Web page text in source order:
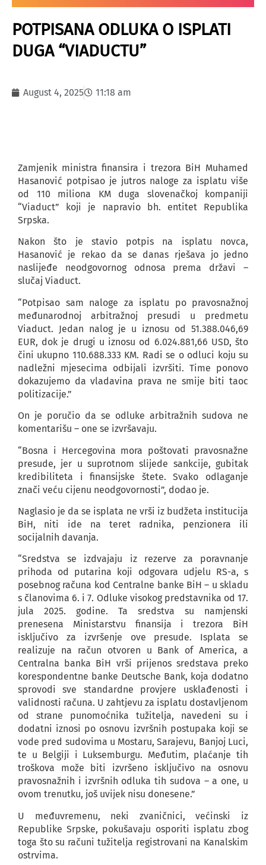
POTPISANA ODLUKA O ISPLATI
DUGA “VIADUCTU”
August 4, 2025 11:18 am
Zamjenik ministra finansira i trezora BiH Muhamed
Hasanović potpisao je jutros naloge za isplatu više
od 110 miliona KM duga slovenačkoj kompaniji
“Viaduct” koji je napravio bh. entitet Republika
Srpska.
Nakon što je stavio potpis na isplatu novca,
Hasanović je rekao da se danas rješava jo jedno
naslijeđe neodgovornog odnosa prema državi –
slučaj Viaduct.
“Potpisao sam naloge za isplatu po pravosnažnoj
međunarodnoj arbitražnoj presudi u predmetu
Viaduct. Jedan nalog je u iznosu od 51.388.046,69
EUR, dok je drugi u iznosu od 6.024.881,66 USD, što
čini ukupno 110.688.333 KM. Radi se o odluci koju su
nadležni mjesecima odbijali izvršiti. Time ponovo
dokazujemo da vladavina prava ne smije biti taoc
politizacije.”
On je poručio da se odluke arbitražnih sudova ne
komentarišu – one se izvršavaju.
“Bosna i Hercegovina mora poštovati pravosnažne
presude, jer u suprotnom slijede sankcije, gubitak
kredibiliteta i finansijske štete. Svako odlaganje
znači veću cijenu neodgovornosti”, dodao je.
Naglasio je da se isplata ne vrši iz budžeta institucija
BiH, niti ide na teret radnika, penzionera ili
socijalnih davanja.
“Sredstva se izdvajaju iz rezerve za poravnanje
prihoda od putarina koji odgovara udjelu RS-a, s
posebnog računa kod Centralne banke BiH – u skladu
s članovima 6. i 7. Odluke visokog predstavnika od 17.
jula 2025. godine. Ta sredstva su namjenski
prenesena Ministarstvu finansija i trezora BiH
isključivo za izvršenje ove presude. Isplata se
realizuje na račun otvoren u Bank of America, a
Centralna banka BiH vrši prijenos sredstava preko
korespondentne banke Deutsche Bank, koja dodatno
sprovodi sve standardne provjere usklađenosti i
validnosti računa. U zahtjevu za isplatu dostavljenom
od strane punomoćnika tužitelja, navedeni su i
dodatni iznosi po osnovu izvršnih postupaka koji se
vode pred sudovima u Mostaru, Sarajevu, Banjoj Luci,
te u Belgiji i Luksemburgu. Međutim, plaćanje tih
troškova može biti izvršeno isključivo na osnovu
pravosnažnih i izvršnih odluka tih sudova – a one, u
ovom trenutku, još uvijek nisu donesene.”
U međuvremenu, neki zvaničnici, većinski iz
Republike Srpske, pokušavaju osporiti isplatu zbog
toga što su računi tužitelja registrovani na Kanalskim
ostrvima.